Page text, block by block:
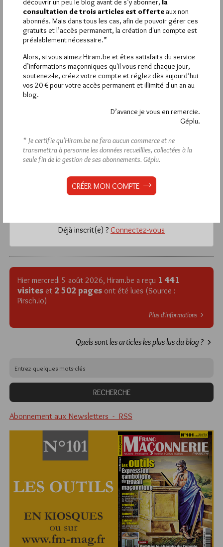
aussi le dernier du géographe périphérique , j’suis un loubard
périphérique chantait Renault …non , pas celui de Nissan ….et
plus avec si j’en crois BFM de ce matin ..
Aller , la dernière ? Zemmour a fait des émules ….les écrits
parmi les vents ..
La rédaction de commentaires est
Si vous souhaitez rédiger des
commentaires, vous devez :
VOUS INSCRIRE
Déjà inscrit(e) ? Connectez-vous
Hier mercredi 5 août 2026, Hiram.be a reçu 1 441
visites et 2 502 pages ont été lues (Source :
Pirsch.io)
Plus d’informations
Quels sont les articles les plus lus du blog ?
Abonnement aux Newsletters - RSS
consultation de trois articles est offerte aux non
abonnés. Mais dans tous les cas, afin de pouvoir gérer ces
gratuits et l’accès permanent, la création d'un compte est
préalablement nécessaire.*
Alors, si vous aimez Hiram.be et êtes satisfaits du service
d’informations maçonniques qu'il vous rend chaque jour,
soutenez-le, créez votre compte et réglez dès aujourd’hui
vos 20 € pour votre accès permanent et illimité d'un an au
blog.
D’avance je vous en remercie.
Géplu.
* Je certifie qu’Hiram.be ne fera aucun commerce et ne
transmettra à personne les données recueillies, collectées à la
seule fin de la gestion de ses abonnements. Géplu.
CRÉER MON COMPTE